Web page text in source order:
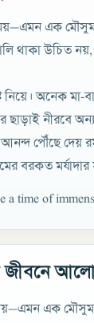
এক
থাকা উচিত
অনেক মা-
নীরবে
পৌঁছে দেয়
বরকত
a time of
আলো
এক